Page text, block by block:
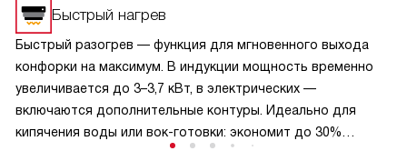
позволяет использовать посуду любого диаметра. Такие
модели экономят время: всё готовится на одной
поверхности. Подходят для больших семей
и праздничных ужинов. Важно: для 5-конфорочных
панелей желательна столешница шириной от 75 см
и качественная вентиляция кухни.
Быстрый нагрев
Быстрый разогрев — функция для мгновенного выхода
конфорки на максимум. В индукции мощность временно
увеличивается до 3–3,7 кВт, в электрических —
включаются дополнительные контуры. Идеально для
кипячения воды или вок-готовки: экономит до 30%